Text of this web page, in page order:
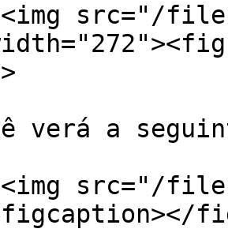
src="/
verá a
src="/files/